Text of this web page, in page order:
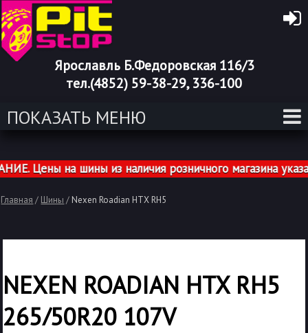
Ярославль Б.Федоровская 116/3
тел.(4852) 59-38-29, 336-100
ПОКАЗАТЬ МЕНЮ
на шины из наличия розничного магазина
Главная / Шины / Nexen Roadian HTX RH5
NEXEN ROADIAN HTX RH5
265/50R20 107V